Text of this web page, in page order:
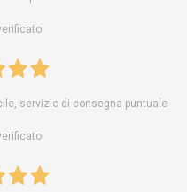
servizio di consegna puntuale